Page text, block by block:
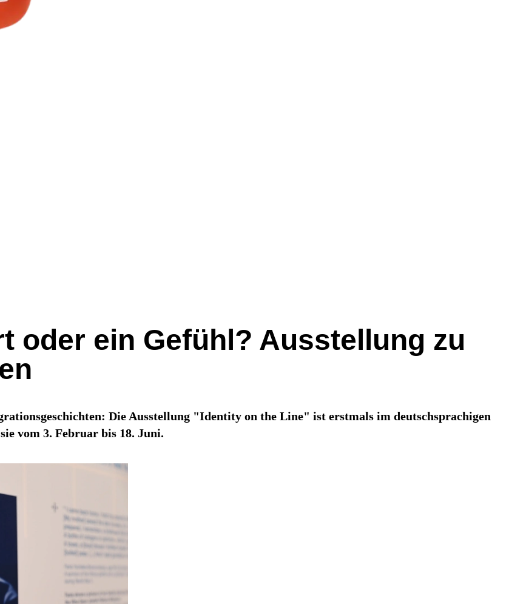
oder ein Gefühl? Ausstellung zu
Die Ausstellung "Identity on the Line" ist erstmals im deutschsprachigen
vom 3. Februar bis 18. Juni.